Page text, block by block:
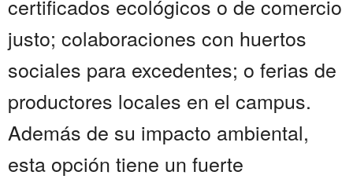
certificados ecológicos o de comercio
justo; colaboraciones con huertos
sociales para excedentes; o ferias de
productores locales en el campus.
Además de su impacto ambiental,
esta opción tiene un fuerte